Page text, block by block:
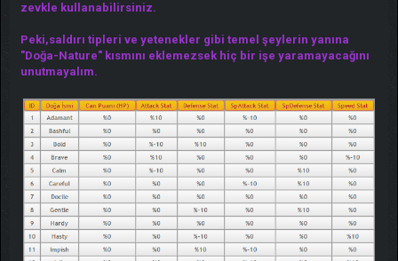
zevkle kullanabilirsiniz.
Peki,saldırı tipleri ve yetenekler gibi temel şeylerin yanına
"Doğa-Nature" kısmını eklemezsek hiç bir işe yaramayacağını
unutmayalım.